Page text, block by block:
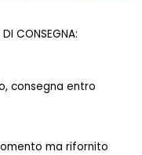
DI CONSEGNA:
consegna entro
ma rifornito